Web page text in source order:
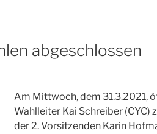
abgeschlossen
Am Mittwoch, dem 31.3.2021,
Wahlleiter Kai Schreiber (CYC)
der 2. Vorsitzenden Karin